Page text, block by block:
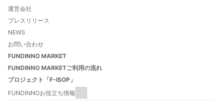
運営会社
プレスリリース
NEWS
お問い合わせ
FUNDINNO MARKET
FUNDINNO MARKETご利用の流れ
プロジェクト「F-ISOP」
FUNDINNOお役立ち情報